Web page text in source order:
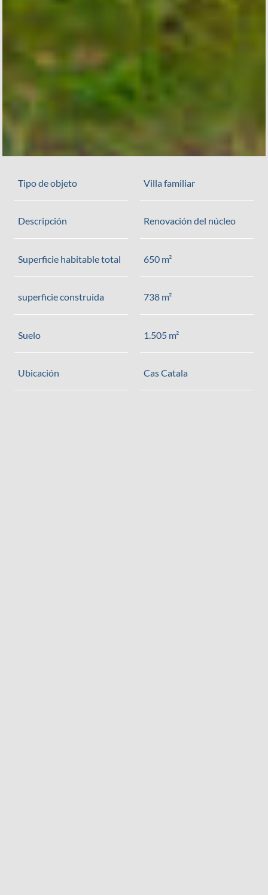
Tipo de objeto Villa familiar
Descripción Renovación del núcleo
Superficie habitable total 650 m²
superficie construida 738 m²
Suelo 1.505 m²
Ubicación Cas Catala